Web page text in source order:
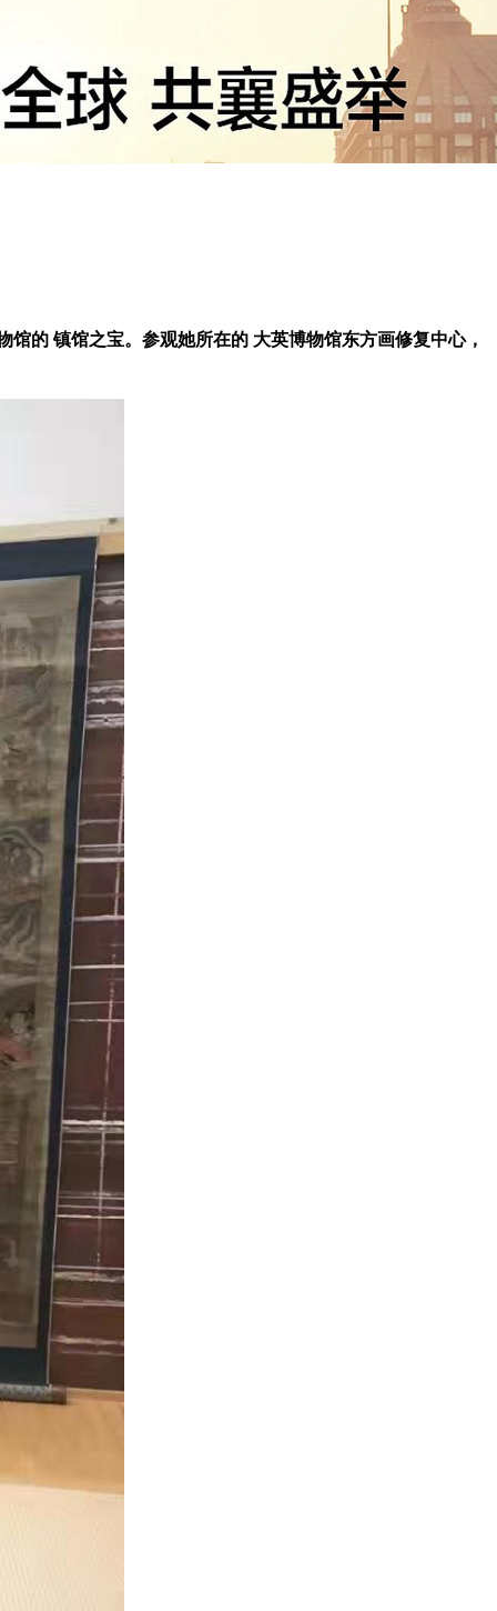
的 镇馆之宝。参观她所在的 大英博物馆东方画修复中心，